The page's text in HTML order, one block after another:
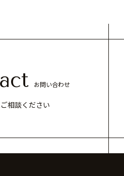
お問い合わせ
相談ください